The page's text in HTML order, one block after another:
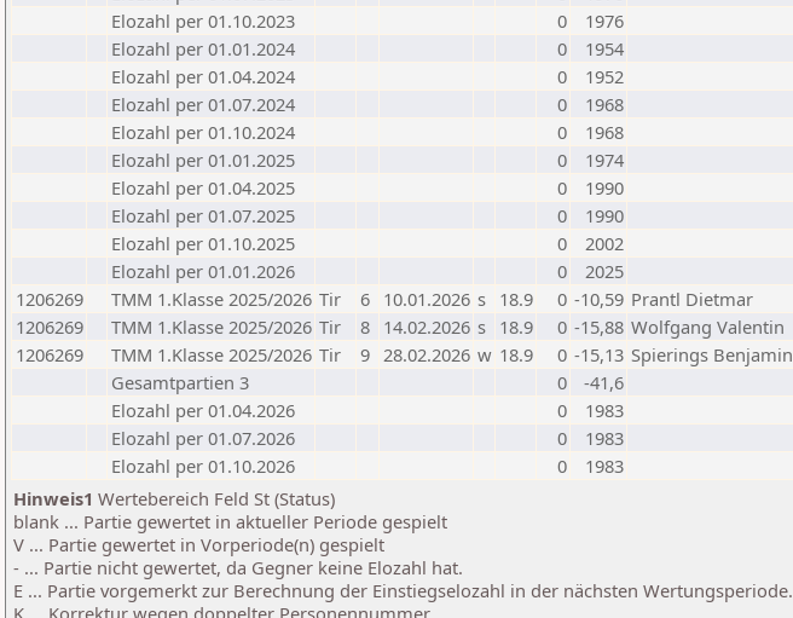
Elozahl per 01.10.2023
0
1976
Elozahl per 01.01.2024
0
1954
Elozahl per 01.04.2024
0
1952
Elozahl per 01.07.2024
0
1968
Elozahl per 01.10.2024
0
1968
Elozahl per 01.01.2025
0
1974
Elozahl per 01.04.2025
0
1990
Elozahl per 01.07.2025
0
1990
Elozahl per 01.10.2025
0
2002
Elozahl per 01.01.2026
0
2025
1206269
TMM 1.Klasse 2025/2026 Tir 6 10.01.2026 s 18.9 0 -10,59 Prantl Dietmar
1206269
TMM 1.Klasse 2025/2026 Tir 8 14.02.2026 s 18.9 0 -15,88 Wolfgang Valentin
1206269
TMM 1.Klasse 2025/2026 Tir 9 28.02.2026 w 18.9 0 -15,13 Spierings Benjamin
Gesamtpartien 3
0
-41,6
Elozahl per 01.04.2026
0
1983
Elozahl per 01.07.2026
0
1983
Elozahl per 01.10.2026
0
1983
Hinweis1 Wertebereich Feld St (Status)
blank ... Partie gewertet in aktueller Periode gespielt
V ... Partie gewertet in Vorperiode(n) gespielt
- ... Partie nicht gewertet, da Gegner keine Elozahl hat.
E ... Partie vorgemerkt zur Berechnung der Einstiegselozahl in der nächsten Wertungsperiode.
K ... Korrektur wegen doppelter Personennummer.